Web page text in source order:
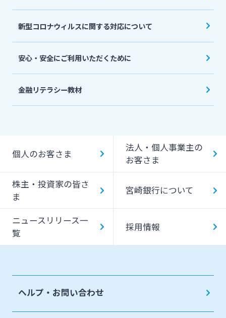
新型コロナウィルスに関する対応について
安心・安全にご利用いただくために
金融リテラシー教材
個人のお客さま
法人・個人事業主の
お客さま
株主・投資家の皆さ
ま
宮崎銀行について
ニュースリリース一
覧
採用情報
ヘルプ・お問い合わせ